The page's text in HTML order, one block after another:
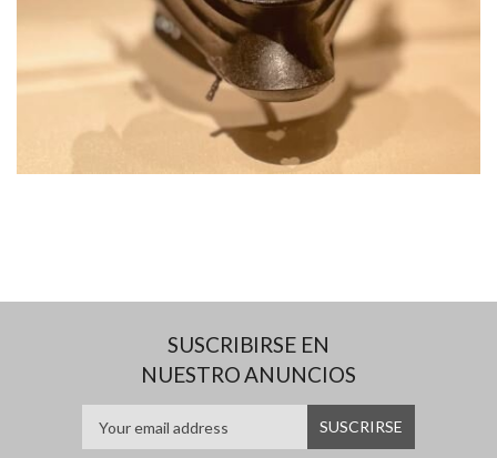
SUSCRIBIRSE EN
NUESTRO ANUNCIOS